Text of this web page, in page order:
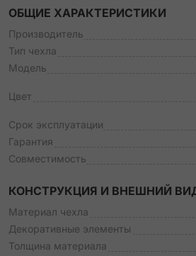
ОБЩИЕ ХАРАКТЕРИСТИКИ
Производитель
Тип чехла
Модель
Цвет
Срок эксплуатации
Гарантия
Совместимость
КОНСТРУКЦИЯ И ВНЕШНИЙ
Материал чехла
Декоративные элементы
Толщина материала